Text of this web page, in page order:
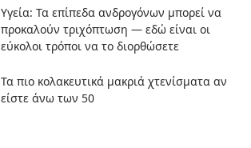
Υγεία: Τα επίπεδα ανδρογόνων μπορεί να
προκαλούν τριχόπτωση — εδώ είναι οι
εύκολοι τρόποι να το διορθώσετε
Τα πιο κολακευτικά μακριά χτενίσματα αν
είστε άνω των 50